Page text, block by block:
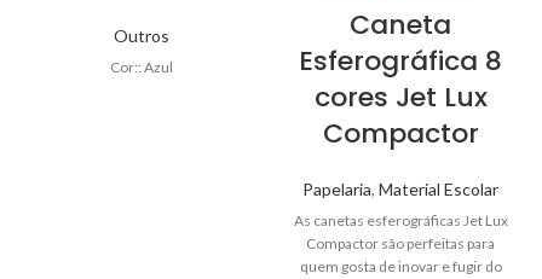
Outros
Cor:: Azul
Caneta
Esferográfica 8
cores Jet Lux
Compactor
Papelaria, Material Escolar
As canetas esferográficas Jet Lux
Compactor são perfeitas para
quem gosta de inovar e fugir do